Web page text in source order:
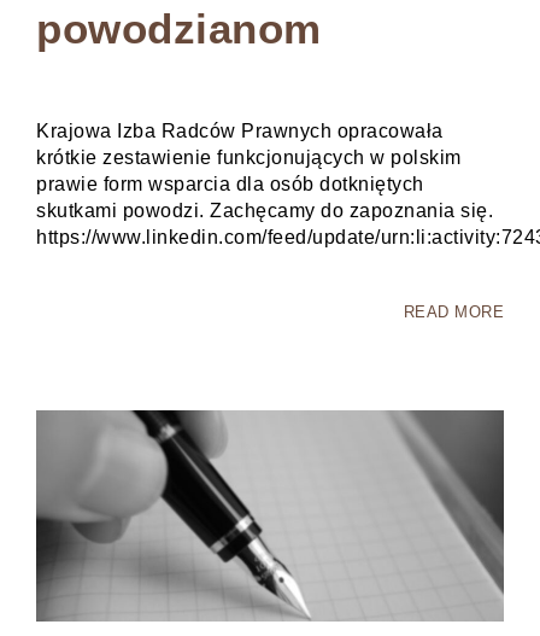
powodzianom
Krajowa Izba Radców Prawnych opracowała
krótkie zestawienie funkcjonujących w polskim
prawie form wsparcia dla osób dotkniętych
skutkami powodzi. Zachęcamy do zapoznania się.
https://www.linkedin.com/feed/update/
READ MORE
odrzucisz te
internetowej.
Marketing
Udostępniając
swoje
odwiedzania naszej